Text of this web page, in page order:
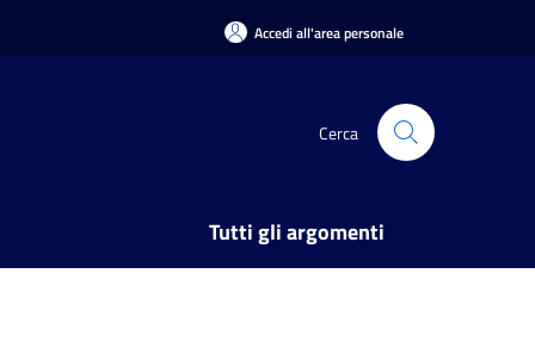
Accedi all'area personale
Cerca
Tutti gli argomenti